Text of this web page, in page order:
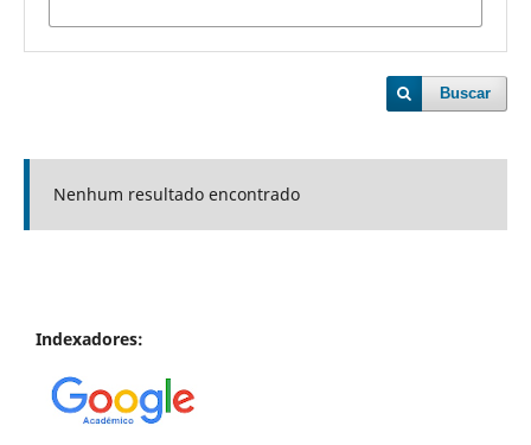
Buscar
Nenhum resultado encontrado
Indexadores: